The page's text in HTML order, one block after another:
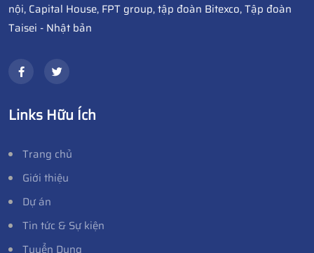
nội, Capital House, FPT group, tập đoàn Bitexco, Tập đoàn
Taisei - Nhật bản
Links Hữu Ích
Trang chủ
Giới thiệu
Dự án
Tin tức & Sự kiện
Tuyển Dụng